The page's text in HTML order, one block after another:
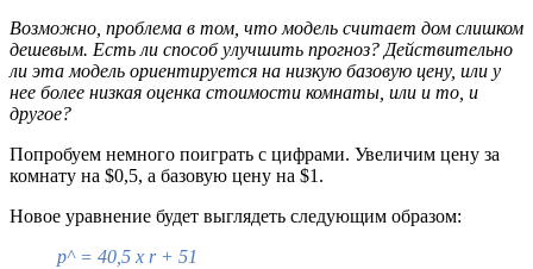
Возможно, проблема в том, что модель считает дом слишком
дешевым. Есть ли способ улучшить прогноз? Действительно
ли эта модель ориентируется на низкую базовую цену, или у
нее более низкая оценка стоимости комнаты, или и то, и
другое?
Попробуем немного поиграть с цифрами. Увеличим цену за
комнату на $0,5, а базовую цену на $1.
Новое уравнение будет выглядеть следующим образом:
p^ = 40,5 х r + 51